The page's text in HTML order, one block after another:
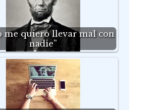
me quiero llevar mal con
nadie”